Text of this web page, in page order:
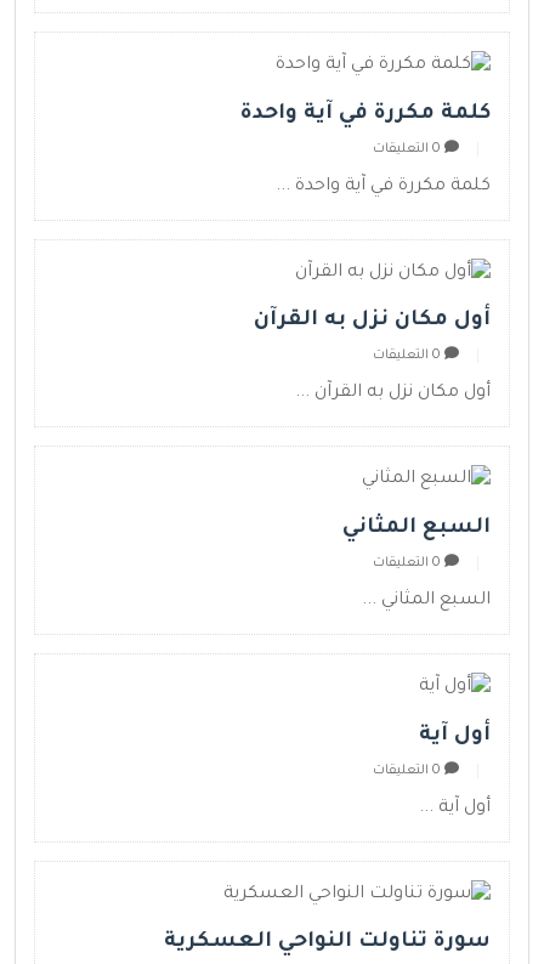
كلمة مكررة في آية واحدة
كلمة مكررة في آية واحدة ...
أول مكان نزل به القرآن
أول مكان نزل به القرآن ...
السبع المثاني
السبع المثاني ...
أول آية
أول آية ...
سورة تناولت النواحي العسكرية